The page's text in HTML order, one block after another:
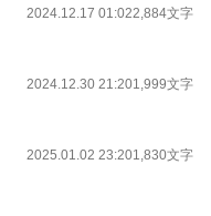
2024.12.17 01:022,884文字
2024.12.30 21:201,999文字
2025.01.02 23:201,830文字